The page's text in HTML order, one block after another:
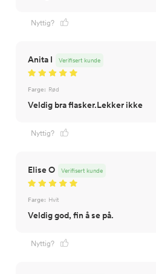
Nyttig?
Anita I Verifisert kunde
Farge: Rød
Veldig bra flasker.Lekker ikke
Nyttig?
Elise O Verifisert kunde
Farge: Hvit
Veldig god, fin å se på.
Nyttig?